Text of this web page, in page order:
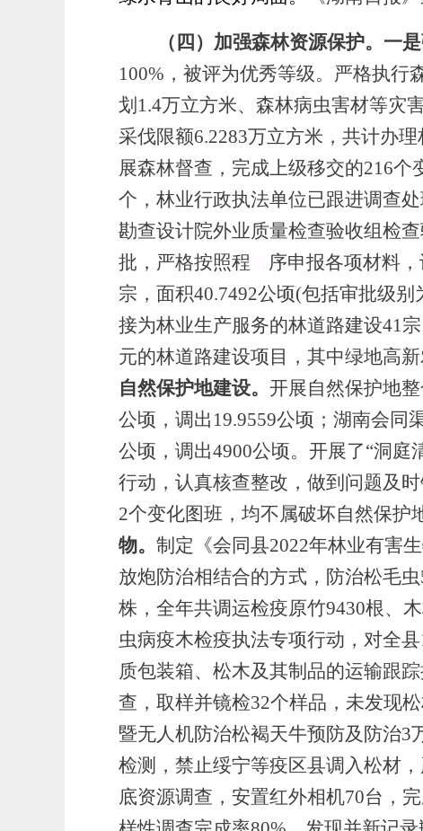
（四）加强森林资源保护。一
100%，被评为优秀等级。 严格执行
划1.4万立方米、森林病虫害材等灾
采伐限额6.2283万立方米，共计办
展森林督查，完成上级移交的216
个，林业行政执法单位已跟进调查处
勘查设计院外业质量检查验收组检
批 ， 严格按照程 序申报各项材料
宗，面积40.7492公顷(包括审批级
接为林业生产服务的林道路建设41
元的林道路建设项目，其中绿地高
自然保护地建设。 开展自然保护地
公顷，调出19.9559公顷；湖南会同
公顷，调出4900公顷。开展了“洞庭
行动，认真核查整改，做到问题及时
2个变化图班，均不属破坏自然保护
物。 制定《会同县2022年林业有害
放炮防治相结合的方式，防治松毛虫
株， 全年共调运检疫原竹9430根、
虫病疫木检疫执法专项行动， 对全县
质包装箱、松木及其制品的运输跟踪
查， 取样并镜检32个样品 ，未发现
暨无人机防治松褐天牛预防及防治3
检测，禁止绥宁等疫区县调入松材，
底资源调查， 安置红外相机70台，